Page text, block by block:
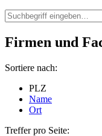
Firmen und
Sortiere nach:
PLZ
Name
Ort
Treffer pro Seite: